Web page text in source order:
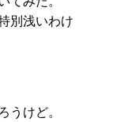
別浅いわけ
うけど。